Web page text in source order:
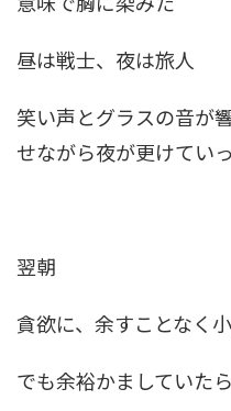
昼は戦士、夜は旅人
笑い声とグラスの音が
せながら夜が更けてい
翌朝
貪欲に、余すことなく
でも余裕かましていたら